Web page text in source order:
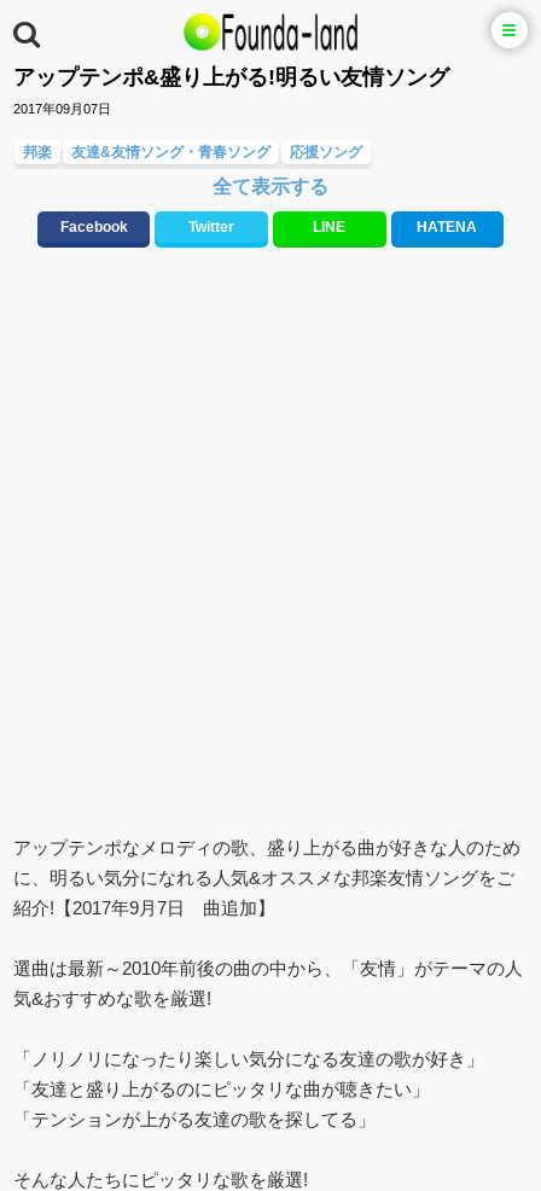
アップテンポ&盛り上がる!明るい友情ソング
2017年09月07日
邦楽 友達&友情ソング・青春ソング 応援ソング
テンションが上がる歌&盛り上がる曲
10、20代に人気・話題・流行・おすすめな邦楽&洋楽
全て表示する
Facebook Twitter LINE HATENA
アップテンポなメロディの歌、盛り上がる曲が好きな人のため
に、明るい気分になれる人気&オススメな邦楽友情ソングをご
紹介!【2017年9月7日 曲追加】
選曲は最新～2010年前後の曲の中から、「友情」がテーマの人
気&おすすめな歌を厳選!
「ノリノリになったり楽しい気分になる友達の歌が好き」
「友達と盛り上がるのにピッタリな曲が聴きたい」
「テンションが上がる友達の歌を探してる」
そんな人たちにピッタリな歌を厳選!